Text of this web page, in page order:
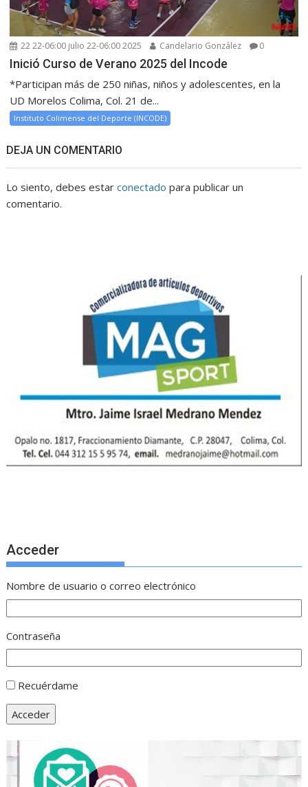
22 22-06:00 julio 22-06:00 2025 Candelario González 0
Inició Curso de Verano 2025 del Incode
*Participan más de 250 niñas, niños y adolescentes, en la
UD Morelos Colima, Col. 21 de...
Instituto Colimense del Deporte (INCODE)
DEJA UN COMENTARIO
Lo siento, debes estarconectado para publicar un
comentario.
Acceder
Nombre de usuario o correo electrónico
Contraseña
Recuérdame
Acceder